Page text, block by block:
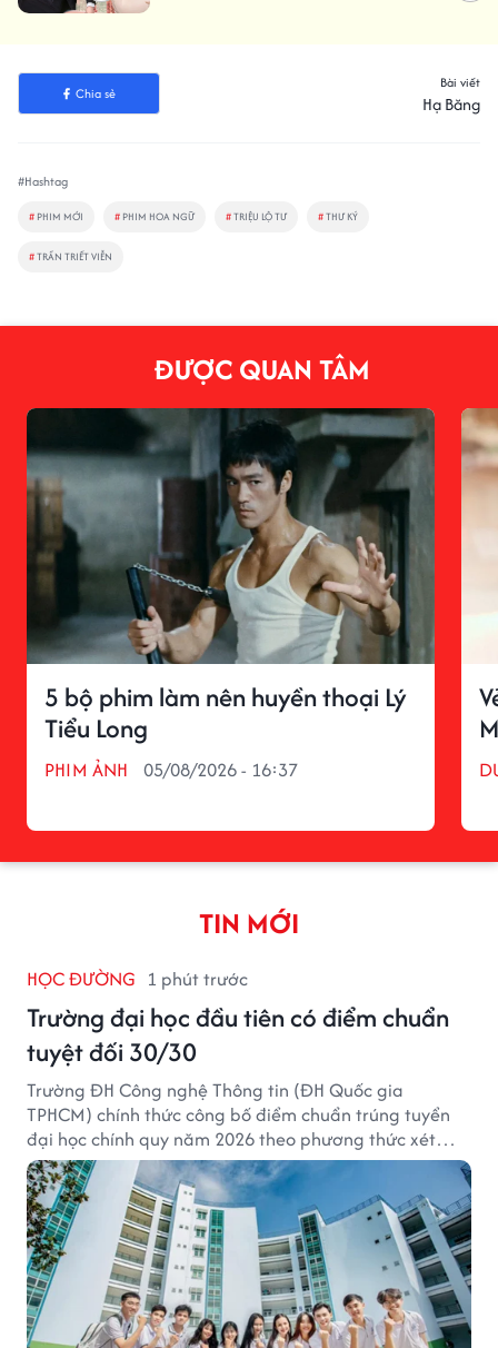
Chia sẻ
Bài viết
Hạ Băng
#Hashtag
# PHIM MỚI # PHIM HOA NGỮ #TRIỆU LỘ TƯ #THƯ KÝ
#TRẦN TRIẾT VIỄN
ĐƯỢC QUAN TÂM
5 bộ phim làm nên huyền thoại Lý
Tiểu Long
PHIM ẢNH 05/08/2026 - 16:37
TIN MỚI
HỌC ĐƯỜNG 1 phút trước
Trường đại học đầu tiên có điểm chuẩn
tuyệt đối 30/30
Trường ĐH Công nghệ Thông tin (ĐH Quốc gia
TPHCM) chính thức công bố điểm chuẩn trúng tuyển
đại học chính quy năm 2026 theo phương thức xét
tuyển tổng hợp.